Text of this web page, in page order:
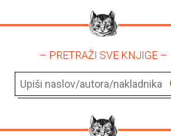
– PRETRAŽI SVE KNJIGE –